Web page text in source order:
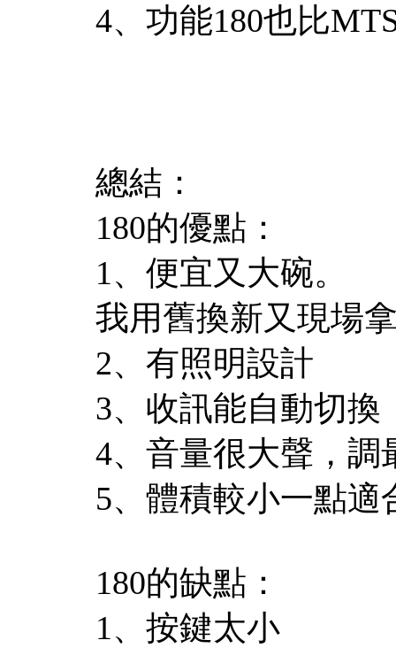
4、功能180也比
總結：
180的優點：
1、便宜又大碗。
我用舊換新又現場
2、有照明設計
3、收訊能自動切換
4、音量很大聲，調
5、體積較小一點適
180的缺點：
1、按鍵太小